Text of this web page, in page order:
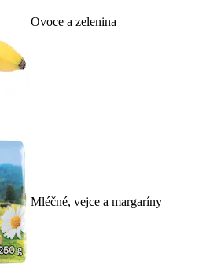
Ovoce a zelenina
Mléčné, vejce a margaríny